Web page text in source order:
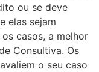
ou se deve
elas sejam
casos, a melhor
Consultiva. Os
o seu caso